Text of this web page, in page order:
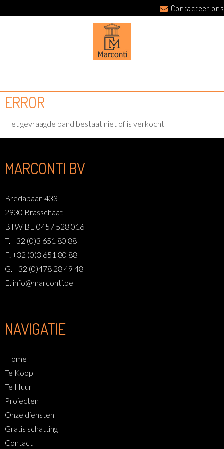
Contacteer ons
ERROR
Het gevraagde pand bestaat niet of is verkocht
MARCONTI BV
Bredabaan 433
2930 Brasschaat
BTW BE 0457 528 016
T. +32 (0)3 651 80 88
F. +32 (0)3 651 80 88
G. +32 (0)478 28 49 48
E. info@marconti.be
NAVIGATIE
Home
Te Koop
Te Huur
Projecten
Onze diensten
Gratis schatting
Contact